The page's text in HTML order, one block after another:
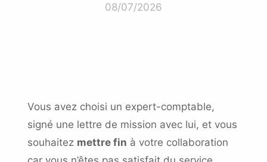
08/07/2026
Vous avez choisi un expert-comptable,
signé une lettre de mission avec lui, et vous
souhaitez mettre fin à votre collaboration